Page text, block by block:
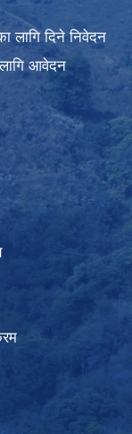
लागि दिने निवेदन
आवेदन